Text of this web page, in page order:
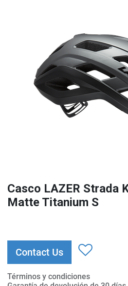
Casco LAZER Strada
Matte Titanium S
Contact Us
Términos y condiciones